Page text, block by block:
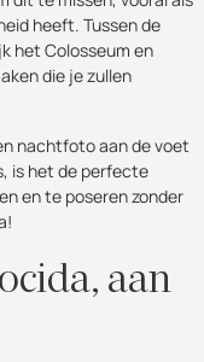
heeft. Tussen de
het Colosseum en
die je zullen
nachtfoto aan de voet
is het de perfecte
en te poseren zonder
aan